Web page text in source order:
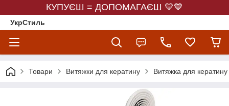
КУПУЄШ = ДОПОМАГАЄШ 💛💙
УкрСтиль
Товари Витяжки для кератину Витяжка для